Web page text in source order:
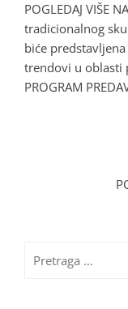
POGLEDAJ VIŠE
tradicionalnog
biće
trendovi u oblasti
PROGRAM
za: